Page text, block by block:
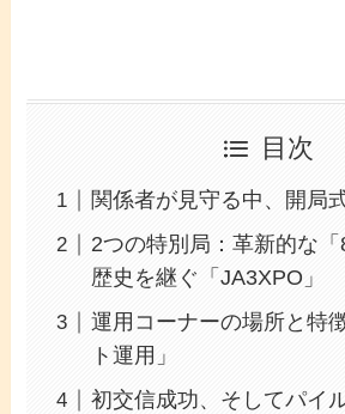
目次
関係者が見守る中、開局
2つの特別局：革新的な「
歴史を継ぐ「JA3XPO」
運用コーナーの場所と特
ト運用」
初交信成功、そしてパイ